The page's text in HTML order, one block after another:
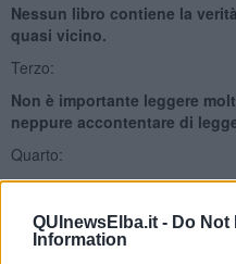
QUInewsElba.it - Do Not
Information
Nessun libro contiene la
quasi vicino.
Terzo:
Non è importante leggere
neppure accontentare di
Quarto:
Bisogna leggere di tutto e
Fissarsi
(per quanto ispirati e di
bibliodiversità è il faro del